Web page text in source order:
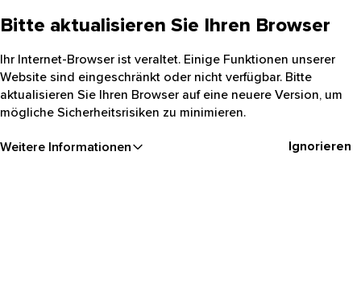
Bitte aktualisieren Sie Ihren Browser
Ihr Internet-Browser ist veraltet. Einige Funktionen unserer
Website sind eingeschränkt oder nicht verfügbar. Bitte
aktualisieren Sie Ihren Browser auf eine neuere Version, um
mögliche Sicherheitsrisiken zu minimieren.
Weitere Informationen Ignorieren